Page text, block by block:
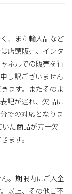
、また輸入品など
店頭販売、インタ
ネルでの販売を行
し訳ございません
ます。またそのよ
記が遅れ、欠品に
での対応となりま
た商品が万一欠
ます。
。期限内にご入金
以上、その他ご不